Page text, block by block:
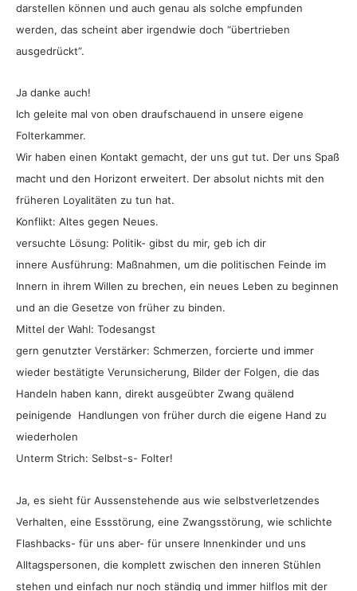
darstellen können und auch genau als solche empfunden
werden, das scheint aber irgendwie doch “übertrieben
ausgedrückt”.
Ja danke auch!
Ich geleite mal von oben draufschauend in unsere eigene
Folterkammer.
Wir haben einen Kontakt gemacht, der uns gut tut. Der uns Spaß
macht und den Horizont erweitert. Der absolut nichts mit den
früheren Loyalitäten zu tun hat.
Konflikt: Altes gegen Neues.
versuchte Lösung: Politik- gibst du mir, geb ich dir
innere Ausführung: Maßnahmen, um die politischen Feinde im
Innern in ihrem Willen zu brechen, ein neues Leben zu beginnen
und an die Gesetze von früher zu binden.
Mittel der Wahl: Todesangst
gern genutzter Verstärker: Schmerzen, forcierte und immer
wieder bestätigte Verunsicherung, Bilder der Folgen, die das
Handeln haben kann, direkt ausgeübter Zwang quälend
peinigende Handlungen von früher durch die eigene Hand zu
wiederholen
Unterm Strich: Selbst-s- Folter!
Ja, es sieht für Aussenstehende aus wie selbstverletzendes
Verhalten, eine Essstörung, eine Zwangsstörung, wie schlichte
Flashbacks- für uns aber- für unsere Innenkinder und uns
Alltagspersonen, die komplett zwischen den inneren Stühlen
stehen und einfach nur noch ständig und immer hilflos mit der